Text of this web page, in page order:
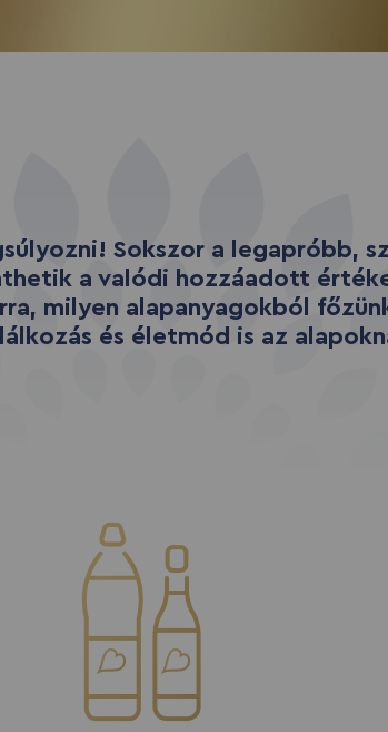
Sokszor a legapróbb,
a valódi hozzáadott
milyen alapanyagokból
és életmód is az